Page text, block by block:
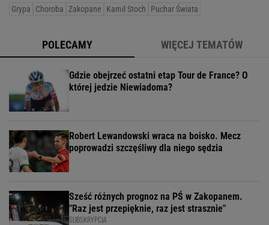
Grypa Choroba Zakopane Kamil Stoch Puchar Świata
POLECAMY WIĘCEJ TEMATÓW
Gdzie obejrzeć ostatni etap Tour de France? O
której jedzie Niewiadoma?
Robert Lewandowski wraca na boisko. Mecz
poprowadzi szczęśliwy dla niego sędzia
Sześć różnych prognoz na PŚ w Zakopanem.
"Raz jest przepięknie, raz jest strasznie"
SUBSKRYPCJA